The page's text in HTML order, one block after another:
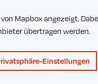
Mapbox angezeigt.
übertragen werden.
Einstellungen